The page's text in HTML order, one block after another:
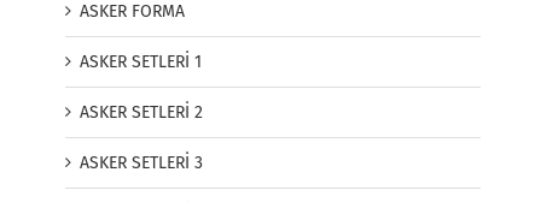
ASKER FORMA
ASKER SETLERİ 1
ASKER SETLERİ 2
ASKER SETLERİ 3